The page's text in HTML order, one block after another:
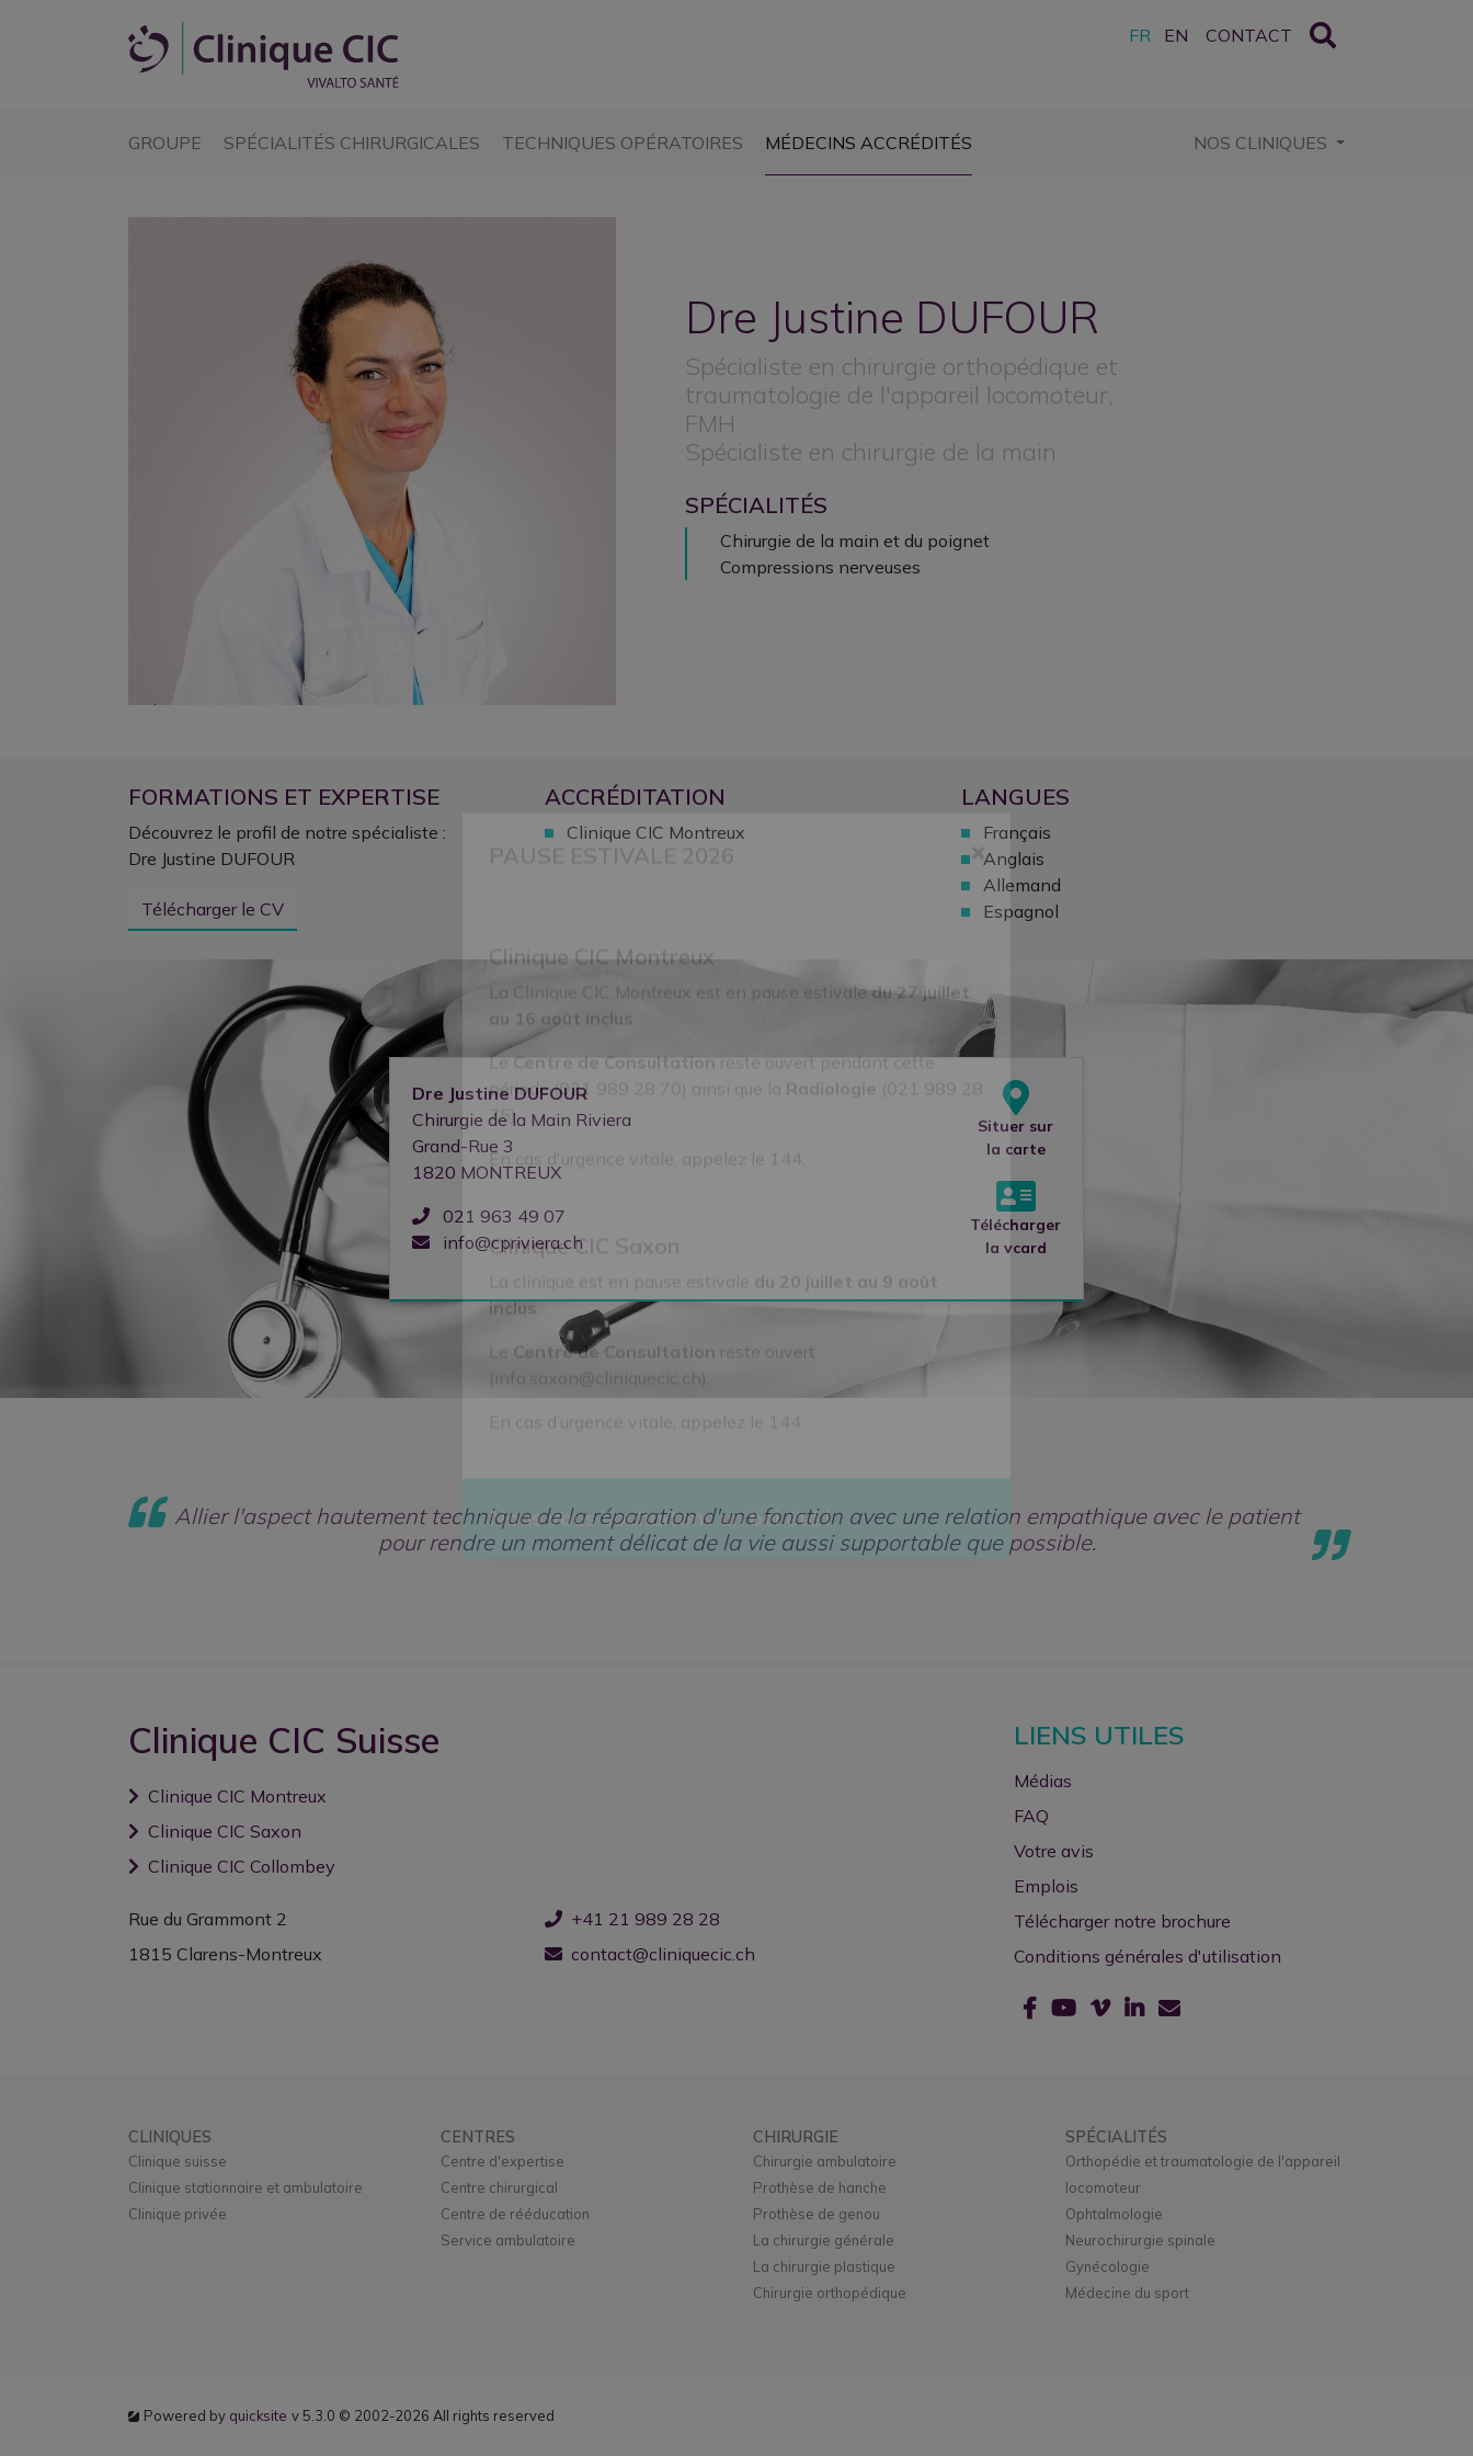
FR EN CONTACT
GROUPE (CURRENT)
SPÉCIALITÉS CHIRURGICALES (CURRENT)
TECHNIQUES OPÉRATOIRES (CURRENT)
MÉDECINS ACCRÉDITÉS NOS CLINIQUES
Dre Justine DUFOUR
Spécialiste en chirurgie orthopédique et
traumatologie de l'appareil locomoteur,
FMH
Spécialiste en chirurgie de la main
SPÉCIALITÉS
Chirurgie de la main et du poignet
Compressions nerveuses
FORMATIONS ET EXPERTISE
Découvrez le profil de notre spécialiste :
Dre Justine DUFOUR
Télécharger le CV
ACCRÉDITATION
Clinique CIC Montreux
LANGUES
Français
Anglais
Allemand
Espagnol
Dre Justine DUFOUR
Chirurgie de la Main Riviera
Grand-Rue 3
1820 MONTREUX
021 963 49 07
info@cpriviera.ch
Situer sur
la carte
Télécharger
la vcard
Allier l'aspect hautement technique de la réparation d'une fonction avec une relation empathique avec le patient
pour rendre un moment délicat de la vie aussi supportable que possible.
Clinique CIC Suisse
Clinique CIC Montreux
Clinique CIC Saxon
Clinique CIC Collombey
Rue du Grammont 2
1815 Clarens-Montreux
+41 21 989 28 28
contact@cliniquecic.ch
LIENS UTILES
Médias
FAQ
Votre avis
Emplois
Télécharger notre brochure
Conditions générales d'utilisation
CLINIQUES
Clinique suisse
Clinique stationnaire et ambulatoire
Clinique privée
CENTRES
Centre d'expertise
Centre chirurgical
Centre de rééducation
Service ambulatoire
CHIRURGIE
Chirurgie ambulatoire
Prothèse de hanche
Prothèse de genou
La chirurgie générale
La chirurgie plastique
Chirurgie orthopédique
SPÉCIALITÉS
Orthopédie et traumatologie de l'appareil
locomoteur
Ophtalmologie
Neurochirurgie spinale
Gynécologie
Médecine du sport
Powered by quicksite v 5.3.0 © 2002-2026 All rights reserved
Clinique CIC Montreux
La Clinique CIC Montreux est en pause estivale
du 27 juillet
au 16 août inclus .
LeCentre de Consultation
période (021 989 28 70) ainsi que la
(021 989 28
75).
En cas d'urgence vitale, appelez le 144.
Clinique CIC Saxon
La clinique est en pause estivale
inclus.
Centre de Consultationreste ouvert
( info.saxon@cliniquecic.ch).